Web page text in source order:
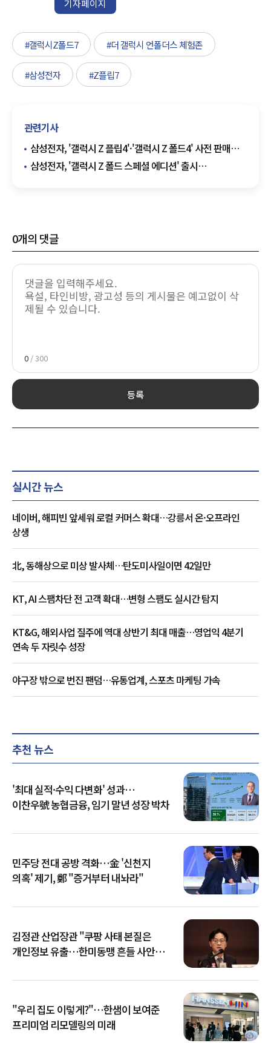
기자페이지
#갤럭시Z폴드7 #더 갤럭시 언폴더스 체험존
#삼성전자 #Z플립7
관련기사
삼성전자, '갤럭시 Z 플립4'·'갤럭시 Z 폴드4' 사전 판매
실시
삼성전자, '갤럭시 Z 폴드 스페셜 에디션' 출시
0개의 댓글
0 / 300
등록
실시간 뉴스
네이버, 해피빈 앞세워 로컬 커머스 확대…강릉서 온·오프라인
상생
北, 동해상으로 미상 발사체…탄도미사일이면 42일만
KT, AI 스팸차단 전 고객 확대…변형 스팸도 실시간 탐지
KT&G, 해외사업 질주에 역대 상반기 최대 매출…영업익 4분기
연속 두 자릿수 성장
야구장 밖으로 번진 팬덤…유통업계, 스포츠 마케팅 가속
추천 뉴스
'최대 실적·수익 다변화' 성과…
이찬우號 농협금융, 임기 말년 성장 박차
민주당 전대 공방 격화…金 '신천지
의혹' 제기, 鄭 "증거부터 내놔라"
김정관 산업장관 "쿠팡 사태 본질은
개인정보 유출…한미동맹 흔들 사안
"우리 집도 이렇게?"…한샘이 보여준
프리미엄 리모델링의 미래